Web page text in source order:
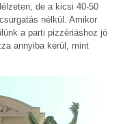
de a kicsi 40-50
nélkül. Amikor
a parti pizzériáshoz jó
annyiba kerül, mint